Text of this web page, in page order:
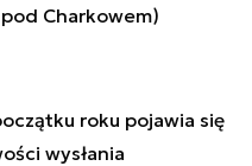
Charkowem)
roku pojawia się
wysłania